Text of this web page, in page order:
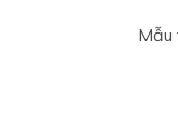
Mẫu